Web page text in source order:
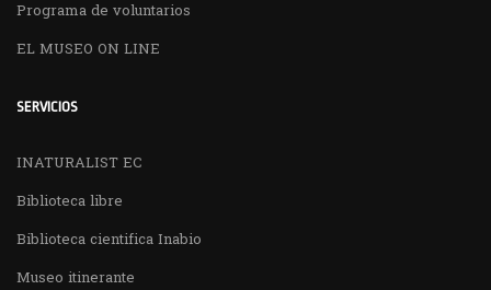
Programa de voluntarios
EL MUSEO ON LINE
SERVICIOS
INATURALIST EC
Biblioteca libre
Biblioteca cientifica Inabio
Museo itinerante